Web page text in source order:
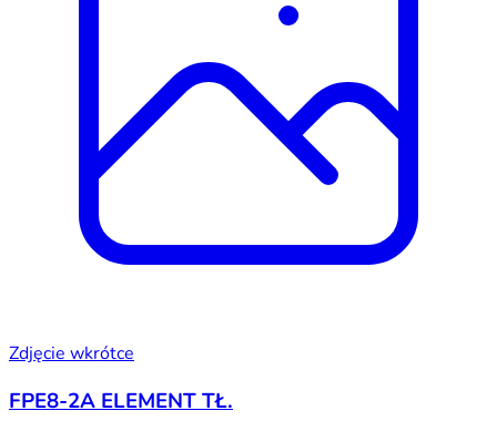
Zdjęcie wkrótce
FPE8-2A ELEMENT TŁ.